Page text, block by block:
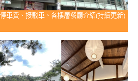
車費、接駁車、各樓層餐廳介紹(持續更新)